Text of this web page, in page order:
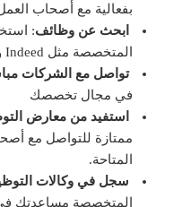
بفعالية مع أصحاب العمل
ابحث عن وظائف:
المتخصصة مثل Indeed و StepStone و Xing.
تواصل مع الشركات
في مجال تخصصك
استفيد من معارض
ممتازة للتواصل مع
المتاحة.
سجل في وكالات
المتخصصة مساعدتك